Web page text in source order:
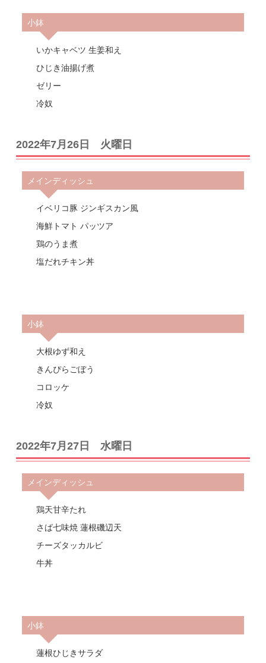
小鉢
いかキャベツ 生姜和え
ひじき油揚げ煮
ゼリー
冷奴
2022年7月26日 火曜日
メインディッシュ
イベリコ豚 ジンギスカン風
海鮮トマト パッツア
鶏のうま煮
塩だれチキン丼
小鉢
大根ゆず和え
きんぴらごぼう
コロッケ
冷奴
2022年7月27日 水曜日
メインディッシュ
鶏天甘辛たれ
さば七味焼 蓮根磯辺天
チーズタッカルビ
牛丼
小鉢
蓮根ひじきサラダ